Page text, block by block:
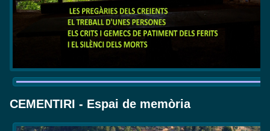
CEMENTIRI - Espai de memòria